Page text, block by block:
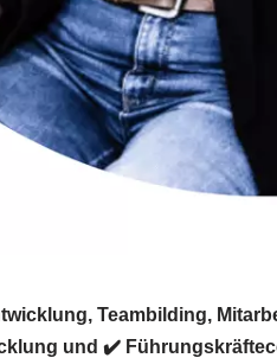
Teambilding,
und ✔️